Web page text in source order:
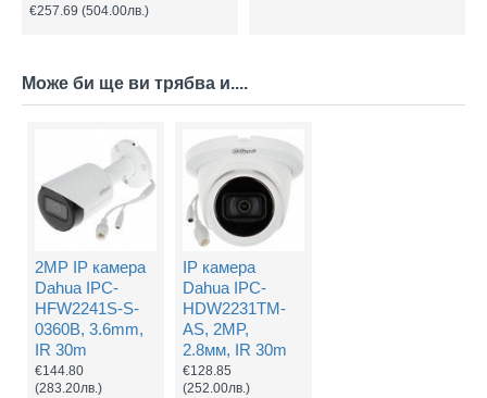
€257.69 (504.00лв.)
Може би ще ви трябва и....
2MP IP камера
Dahua IPC-
HFW2241S-S-
0360B, 3.6mm,
IR 30m
€144.80
(283.20лв.)
IP камера
Dahua IPC-
HDW2231TM-
AS, 2MP,
2.8мм, IR 30m
€128.85
(252.00лв.)